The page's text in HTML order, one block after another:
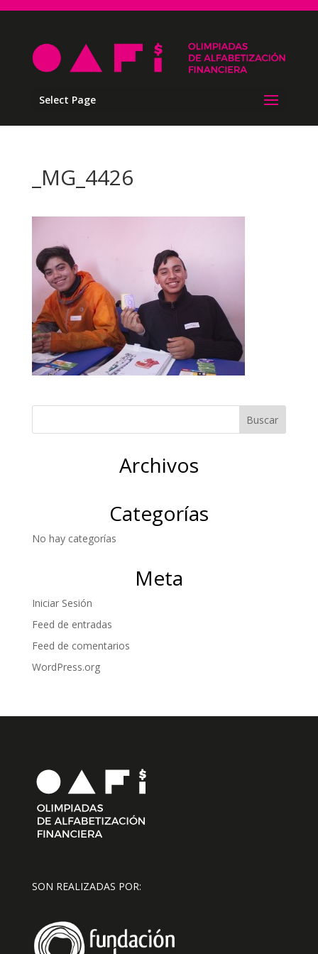
Select Page
_MG_4426
Archivos
Categorías
No hay categorías
Meta
Iniciar Sesión
Feed de entradas
Feed de comentarios
WordPress.org
SON REALIZADAS POR: